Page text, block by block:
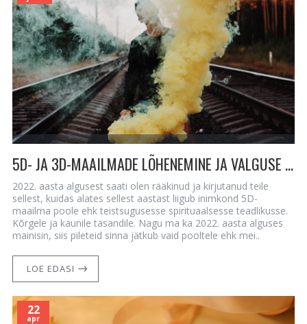
5D- JA 3D-MAAILMADE LÕHENEMINE JA VALGUSE TOOMINE ÜHELE SUURIMALE ÜHISKONNAPROBLEEMILE
2022. aasta algusest saati olen rääkinud ja kirjutanud teile
sellest, kuidas alates sellest aastast liigub inimkond 5D-
maailma poole ehk teistsugusesse spirituaalsesse teadlikusse.
Kõrgele ja kaunile tasandile. Nagu ma ka 2022. aasta alguses
mainisin, siis pileteid sinna jätkub vaid pooltele ehk mei..
LOE EDASI
22
apr